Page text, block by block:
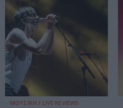
ΜΟΥΣΙΚΗ / LIVE REVIEWS